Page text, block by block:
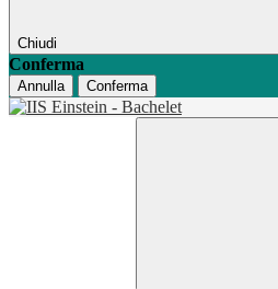
Chiudi
Conferma
Annulla Conferma